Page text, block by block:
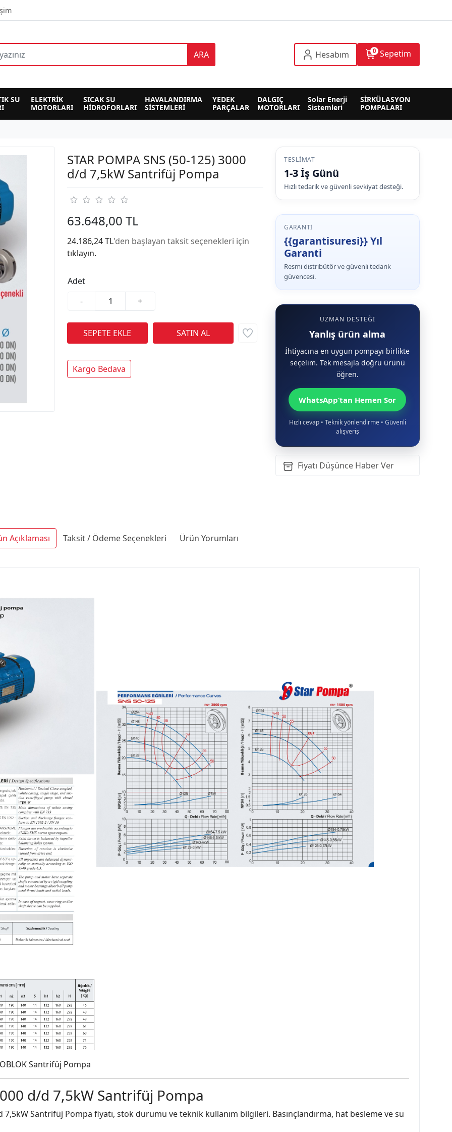
ARA Hesabım 0 Sepetim
SU
ELEKTRİK
MOTORLARI
SICAK SU
HİDROFORLARI
HAVALANDIRMA
SİSTEMLERİ
YEDEK
PARÇALAR
DALGIÇ
MOTORLARI
Solar Enerji
Sistemleri
SİRKÜLASYON
POMPALARI
STAR POMPA SNS (50-125) 3000
d/d 7,5kW Santrifüj Pompa
63.648,00 TL
24.186,24 TL'den başlayan taksit seçenekleri için
tıklayın.
Adet
-
+
Kargo Bedava
TESLIMAT
1-3 İş Günü
Hızlı tedarik ve güvenli sevkiyat desteği.
GARANTI
{{garantisuresi}} Yıl
Garanti
Resmi distribütör ve güvenli tedarik
güvencesi.
UZMAN DESTEĞI
Yanlış ürün alma
İhtiyacına en uygun pompayı birlikte
seçelim. Tek mesajla doğru ürünü
öğren.
WhatsApp’tan Hemen Sor
Hızlı cevap • Teknik yönlendirme • Güvenli
alışveriş
Fiyatı Düşünce Haber Ver
Açıklaması Taksit / Ödeme Seçenekleri Ürün Yorumları
Santrifüj Pompa
d/d 7,5kW Santrifüj Pompa
7,5kW Santrifüj Pompa fiyatı, stok durumu ve teknik kullanım bilgileri. Basınçlandırma, hat besleme ve su